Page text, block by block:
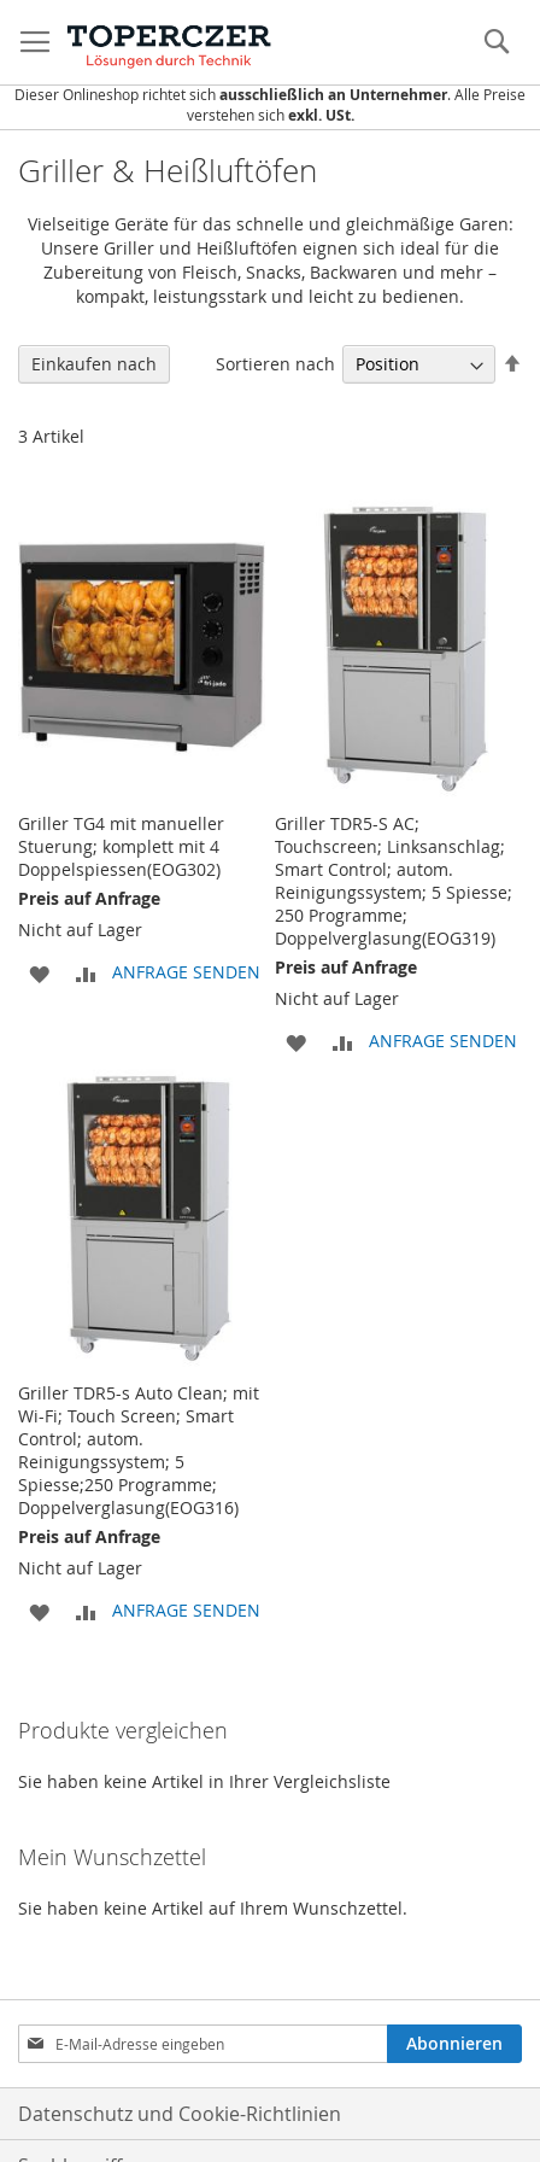
zum
Inhalt
Dieser Onlineshop richtet sichausschließlich an Unternehmer. Alle Preise
verstehen sichexkl. USt.
Griller & Heißluftöfen
Vielseitige Geräte für das schnelle und gleichmäßige Garen:
Unsere Griller und Heißluftöfen eignen sich ideal für die
Zubereitung von Fleisch, Snacks, Backwaren und mehr –
kompakt, leistungsstark und leicht zu bedienen.
3 Artikel
Sortieren nach
Griller TG4 mit manueller
Stuerung; komplett mit 4
Doppelspiessen(EOG302)
Preis auf Anfrage
Nicht auf Lager
ZUR
ZUR
ANFRAGE SENDEN
Griller TDR5-S AC;
Touchscreen; Linksanschlag;
Smart Control; autom.
Reinigungssystem; 5 Spiesse;
250 Programme;
Doppelverglasung(EOG319)
Preis auf Anfrage
Nicht auf Lager
ZUR
ZUR
ANFRAGE SENDEN
Griller TDR5-s Auto Clean; mit
Wi-Fi; Touch Screen; Smart
Control; autom.
Reinigungssystem; 5
Spiesse;250 Programme;
Doppelverglasung(EOG316)
Preis auf Anfrage
Nicht auf Lager
ZUR
ZUR
ANFRAGE SENDEN
Einkaufen nach
Produkte vergleichen
Sie haben keine Artikel in Ihrer Vergleichsliste
Mein Wunschzettel
Sie haben keine Artikel auf Ihrem Wunschzettel.
Anmeldung
zum
Newsletter:
Abonnieren
Datenschutz und Cookie-Richtlinien